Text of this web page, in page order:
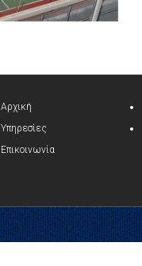
Αρχική
Υπηρεσίες
Επικοινωνία